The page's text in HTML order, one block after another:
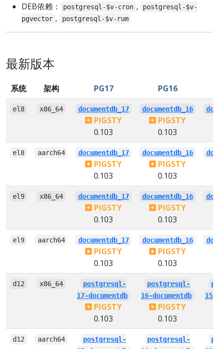
DEB依赖： postgresql-$v-cron ,
postgresql-$v-
pgvector , postgresql-$v-rum
最新版本
系统 架构 PG17 PG16
el8 x86_64 documentdb_17
PIGSTY
0.103
documentdb_16
PIGSTY
0.103
el8 aarch64 documentdb_17
PIGSTY
0.103
documentdb_16
PIGSTY
0.103
el9 x86_64 documentdb_17
PIGSTY
0.103
documentdb_16
PIGSTY
0.103
el9 aarch64 documentdb_17
PIGSTY
0.103
documentdb_16
PIGSTY
0.103
d12 x86_64
postgresql-
17-documentdb
PIGSTY
0.103
postgresql-
16-documentdb
PIGSTY
0.103
15-
d12 aarch64
postgresql-
postgresql-